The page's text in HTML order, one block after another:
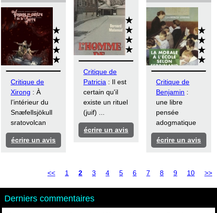
Critique de
Xirong : À
l’intérieur du
Snæfellsjökull
sratovolcan
écrire un avis
Critique de
Patricia : Il est
certain qu'il
existe un rituel
(juif) ...
écrire un avis
Critique de
Benjamin :
une libre
pensée
adogmatique
écrire un avis
<< 1 2 3 4 5 6 7 8 9 10 >>
Derniers commentaires